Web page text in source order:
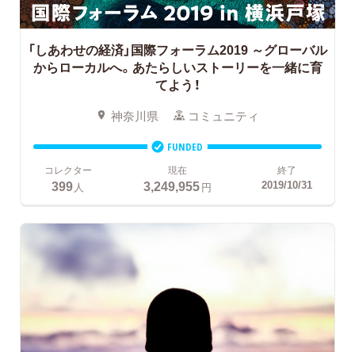
「しあわせの経済」国際フォーラム2019 ～グローバル
からローカルへ。あたらしいストーリーを一緒に育
てよう！
神奈川県 コミュニティ
FUNDED
コレクター
399人
現在
3,249,955円
終了
2019/10/31